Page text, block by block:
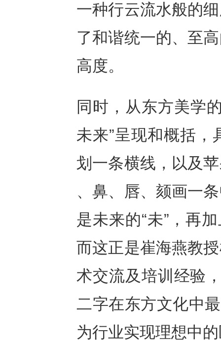
一种行云流水般的
了和谐统一的、至
高度。
同时，从东方美学
未来”呈现和概括
划一条横线，以及
、鼻、唇、颏画一
是未来的“未”，再
而这正是崔海燕教
术交流及培训经验
二字在东方文化中
为行业实现理想中